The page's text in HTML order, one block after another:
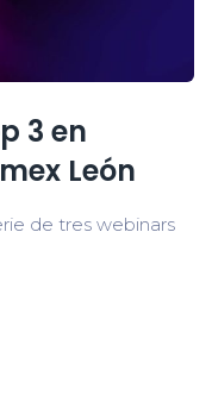
3 en
León
de tres webinars